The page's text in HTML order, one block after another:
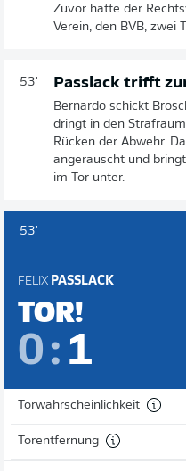
Zuvor hatte der
Verein, den BVB, zwei
53' Passlack trifft
Bernardo schickt
dringt in den
Rücken der Abwehr.
angerauscht und
im Tor unter.
53'
FELIX PASSLACK
TOR!
0 : 1
Torwahrscheinlichkeit
Torentfernung